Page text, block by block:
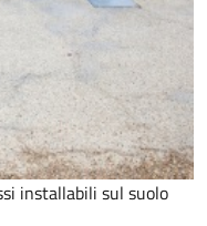
installabili sul suolo